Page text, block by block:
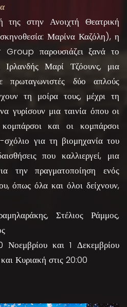
στην Ανοιχτή Θεατρική
Μαρίνα Καζόλη), η
παρουσιάζει ξανά το
Ιρλανδής Μαρί Τζόουνς, μια
πρωταγωνιστές δύο απλούς
τη μοίρα τους, μέχρι τη
γυρίσουν μια ταινία όπου οι
κομπάρσοι και οι κομπάρσοι
για τη βιομηχανία του
που καλλιεργεί, μια
την πραγματοποίηση ενός
όπως όλα και όλοι δείχνουν,
Στέλιος Ράμμος,
και 1 Δεκεμβρίου
Κυριακή στις 20:00